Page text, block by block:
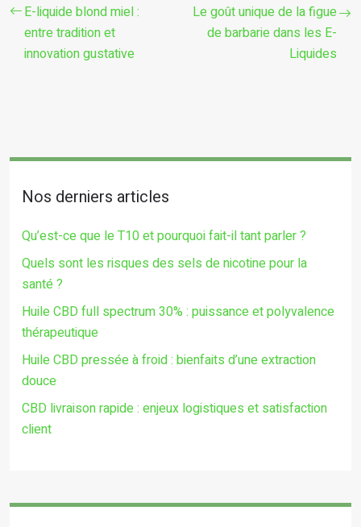
E-liquide blond miel :
entre tradition et
innovation gustative
Le goût unique de la figue
de barbarie dans les E-
Liquides
Nos derniers articles
Qu’est-ce que le T10 et pourquoi fait-il tant parler ?
Quels sont les risques des sels de nicotine pour la
santé ?
Huile CBD full spectrum 30% : puissance et polyvalence
thérapeutique
Huile CBD pressée à froid : bienfaits d’une extraction
douce
CBD livraison rapide : enjeux logistiques et satisfaction
client